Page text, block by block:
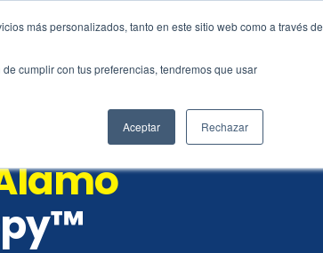
más personalizados, tanto en este sitio web como a través de
cumplir con tus preferencias, tendremos que usar
Aceptar Rechazar